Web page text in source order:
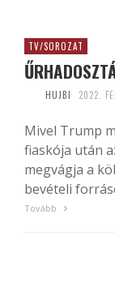
TV/SOROZAT
HUJBI 2022.
Mivel Trump
fiaskója után
megvágja a
bevételi
Tovább